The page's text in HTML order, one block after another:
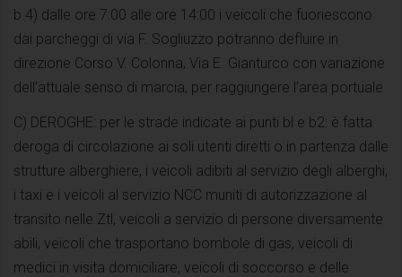
b.4) dalle ore 7:00 alle ore 14:00 i veicoli che fuoriescono
dai parcheggi di via F. Sogliuzzo potranno defluire in
direzione Corso V. Colonna, Via E. Gianturco con variazione
dell’attuale senso di marcia, per raggiungere l’area portuale
C) DEROGHE: per le strade indicate ai punti bl e b2: è fatta
deroga di circolazione ai soli utenti diretti o in partenza dalle
strutture alberghiere, i veicoli adibiti al servizio degli alberghi,
i taxi e i veicoli al servizio NCC muniti di autorizzazione al
transito nelle Ztl, veicoli a servizio di persone diversamente
abili, veicoli che trasportano bombole di gas, veicoli di
medici in visita domiciliare, veicoli di soccorso e delle